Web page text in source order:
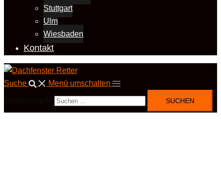
Stuttgart
Ulm
Wiesbaden
Kontakt
Suche Menü umschalten